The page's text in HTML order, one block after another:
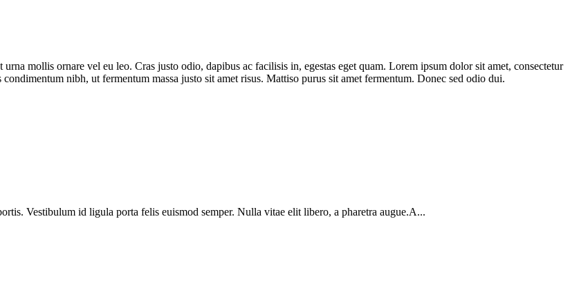
mollis ornare vel eu leo. Cras justo odio, dapibus ac facilisis in, egestas eget quam. Lorem ipsum dolor sit amet, consectetur
nibh, ut fermentum massa justo sit amet risus. Mattiso purus sit amet fermentum. Donec sed odio dui.
Vestibulum id ligula porta felis euismod semper. Nulla vitae elit libero, a pharetra augue.A...